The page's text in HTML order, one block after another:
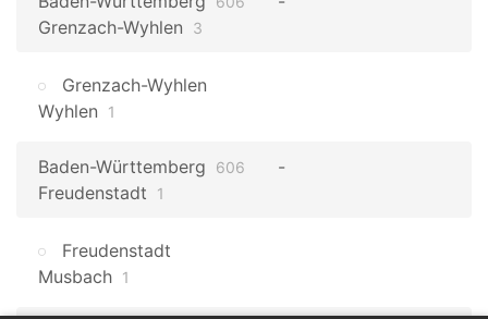
Grenzach-Wyhlen 3
Grenzach-Wyhlen
Wyhlen
1
Baden-Württemberg 606
Freudenstadt 1
Freudenstadt
Musbach 1